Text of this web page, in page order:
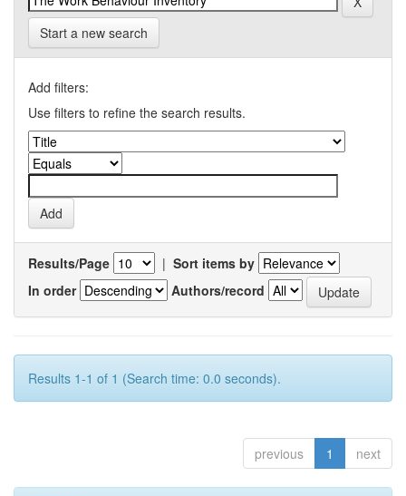
Start a new search
Add filters:
Use filters to refine the search results.
Results/Page | Sort items by
In order
Authors/record
Results 1-1 of 1 (Search time: 0.0 seconds).
previous 1 next